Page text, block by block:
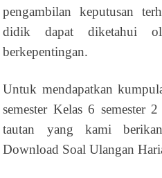
pengambilan keputusan
didik dapat diketahui
berkepentingan.
Untuk mendapatkan
semester Kelas 6 semester
tautan yang kami
Download Soal Ulangan